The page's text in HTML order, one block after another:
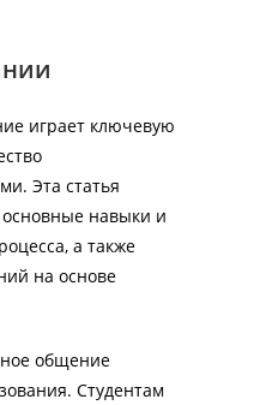
играет ключевую
Эта статья
навыки и
а также
на основе
общение
Студентам